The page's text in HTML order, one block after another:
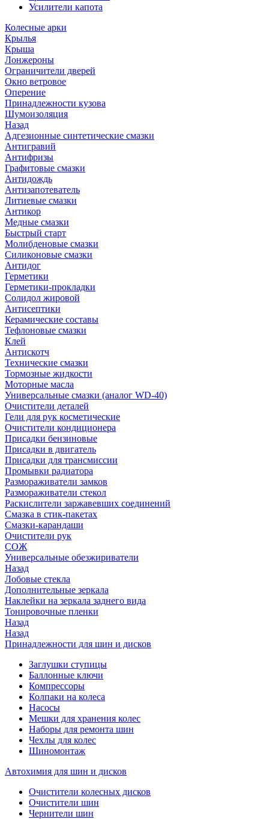
Усилители капота
Колесные арки
Крылья
Крыша
Лонжероны
Ограничители дверей
Окно ветровое
Оперение
Принадлежности кузова
Шумоизоляция
Назад
Адгезионные синтетические смазки
Антигравий
Антифризы
Графитовые смазки
Антидождь
Антизапотеватель
Литиевые смазки
Антикор
Медные смазки
Быстрый старт
Молибденовые смазки
Силиконовые смазки
Антидог
Герметики
Герметики-прокладки
Солидол жировой
Антисептики
Керамические составы
Тефлоновые смазки
Клей
Антискотч
Технические смазки
Тормозные жидкости
Моторные масла
Универсальные смазки (аналог WD-40)
Очистители деталей
Гели для рук косметические
Очистители кондиционера
Присадки бензиновые
Присадки в двигатель
Присадки для трансмиссии
Промывки радиатора
Размораживатели замков
Размораживатели стекол
Раскислители заржавевших соединений
Смазка в стик-пакетах
Смазки-карандаши
Очистители рук
СОЖ
Универсальные обезжириватели
Назад
Лобовые стекла
Дополнительные зеркала
Наклейки на зеркала заднего вида
Тонировочные пленки
Назад
Назад
Принадлежности для шин и дисков
Заглушки ступицы
Баллонные ключи
Компрессоры
Колпаки на колеса
Насосы
Мешки для хранения колес
Наборы для ремонта шин
Чехлы для колес
Шиномонтаж
Автохимия для шин и дисков
Очистители колесных дисков
Очистители шин
Чернители шин